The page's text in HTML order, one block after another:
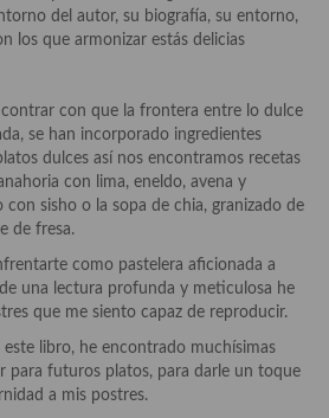
tabernas
del autor, su biografía, su entorno,
los que armonizar estás delicias
con que la frontera entre lo dulce
se han incorporado ingredientes
dulces así nos encontramos recetas
con lima, eneldo, avena y
sisho o la sopa de chia, granizado de
de fresa.
como pastelera aficionada a
una lectura profunda y meticulosa he
que me siento capaz de reproducir.
libro, he encontrado muchísimas
para futuros platos, para darle un toque
a mis postres.